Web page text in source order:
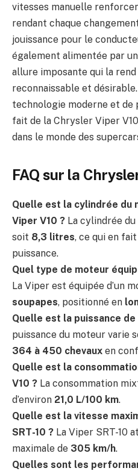
vitesses manuelle
rendant chaque
jouissance pour le
également alimentée par
allure imposante qui la
reconnaissable et
technologie moderne et de
fait de la Chrysler Viper
dans le monde des
FAQ sur la
Quelle est la cylindrée du
Viper V10 ? La cylindrée
soit 8,3 litres, ce qui en
puissance.
Quel type de moteur
La Viper est équipée d’un
soupapes, positionné en
Quelle est la puissance
puissance du moteur varie
364 à 450 chevaux en
Quelle est la
V10 ? La consommation
d’environ 21,0 L/100 km.
Quelle est la vitesse
SRT-10 ? La Viper SRT-10
maximale de 305 km/h.
Quelles sont les